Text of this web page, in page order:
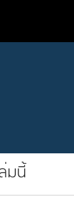
มนี้